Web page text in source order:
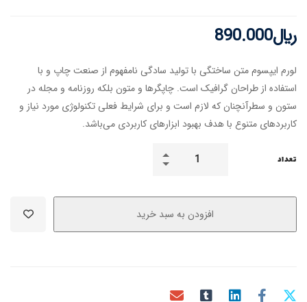
﷼890.000
لورم ایپسوم متن ساختگی با تولید سادگی نامفهوم از صنعت چاپ و با
استفاده از طراحان گرافیک است. چاپگرها و متون بلکه روزنامه و مجله در
ستون و سطرآنچنان که لازم است و برای شرایط فعلی تکنولوژی مورد نیاز و
کاربردهای متنوع با هدف بهبود ابزارهای کاربردی می‌باشد.
تعداد
افزودن به سبد خرید